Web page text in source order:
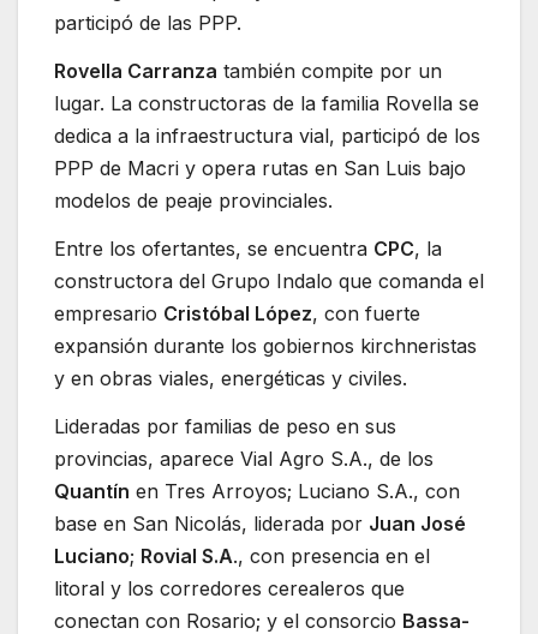
participó de las PPP.
Rovella Carranza también compite por un
lugar. La constructoras de la familia Rovella se
dedica a la infraestructura vial, participó de los
PPP de Macri y opera rutas en San Luis bajo
modelos de peaje provinciales.
Entre los ofertantes, se encuentra CPC, la
constructora del Grupo Indalo que comanda el
empresario Cristóbal López, con fuerte
expansión durante los gobiernos kirchneristas
y en obras viales, energéticas y civiles.
Lideradas por familias de peso en sus
provincias, aparece Vial Agro S.A., de los
Quantín en Tres Arroyos; Luciano S.A., con
base en San Nicolás, liderada por Juan José
Luciano; Rovial S.A., con presencia en el
litoral y los corredores cerealeros que
conectan con Rosario; y el consorcio Bassa-